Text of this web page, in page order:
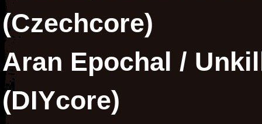
(Czechcore)
Aran Epochal /
(DIYcore)